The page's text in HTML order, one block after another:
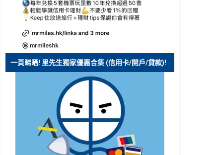
一頁睇晒! 里先生獨家優惠合集 (信用卡/開戶/貸款)!